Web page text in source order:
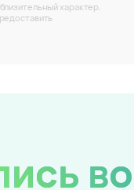
характер.